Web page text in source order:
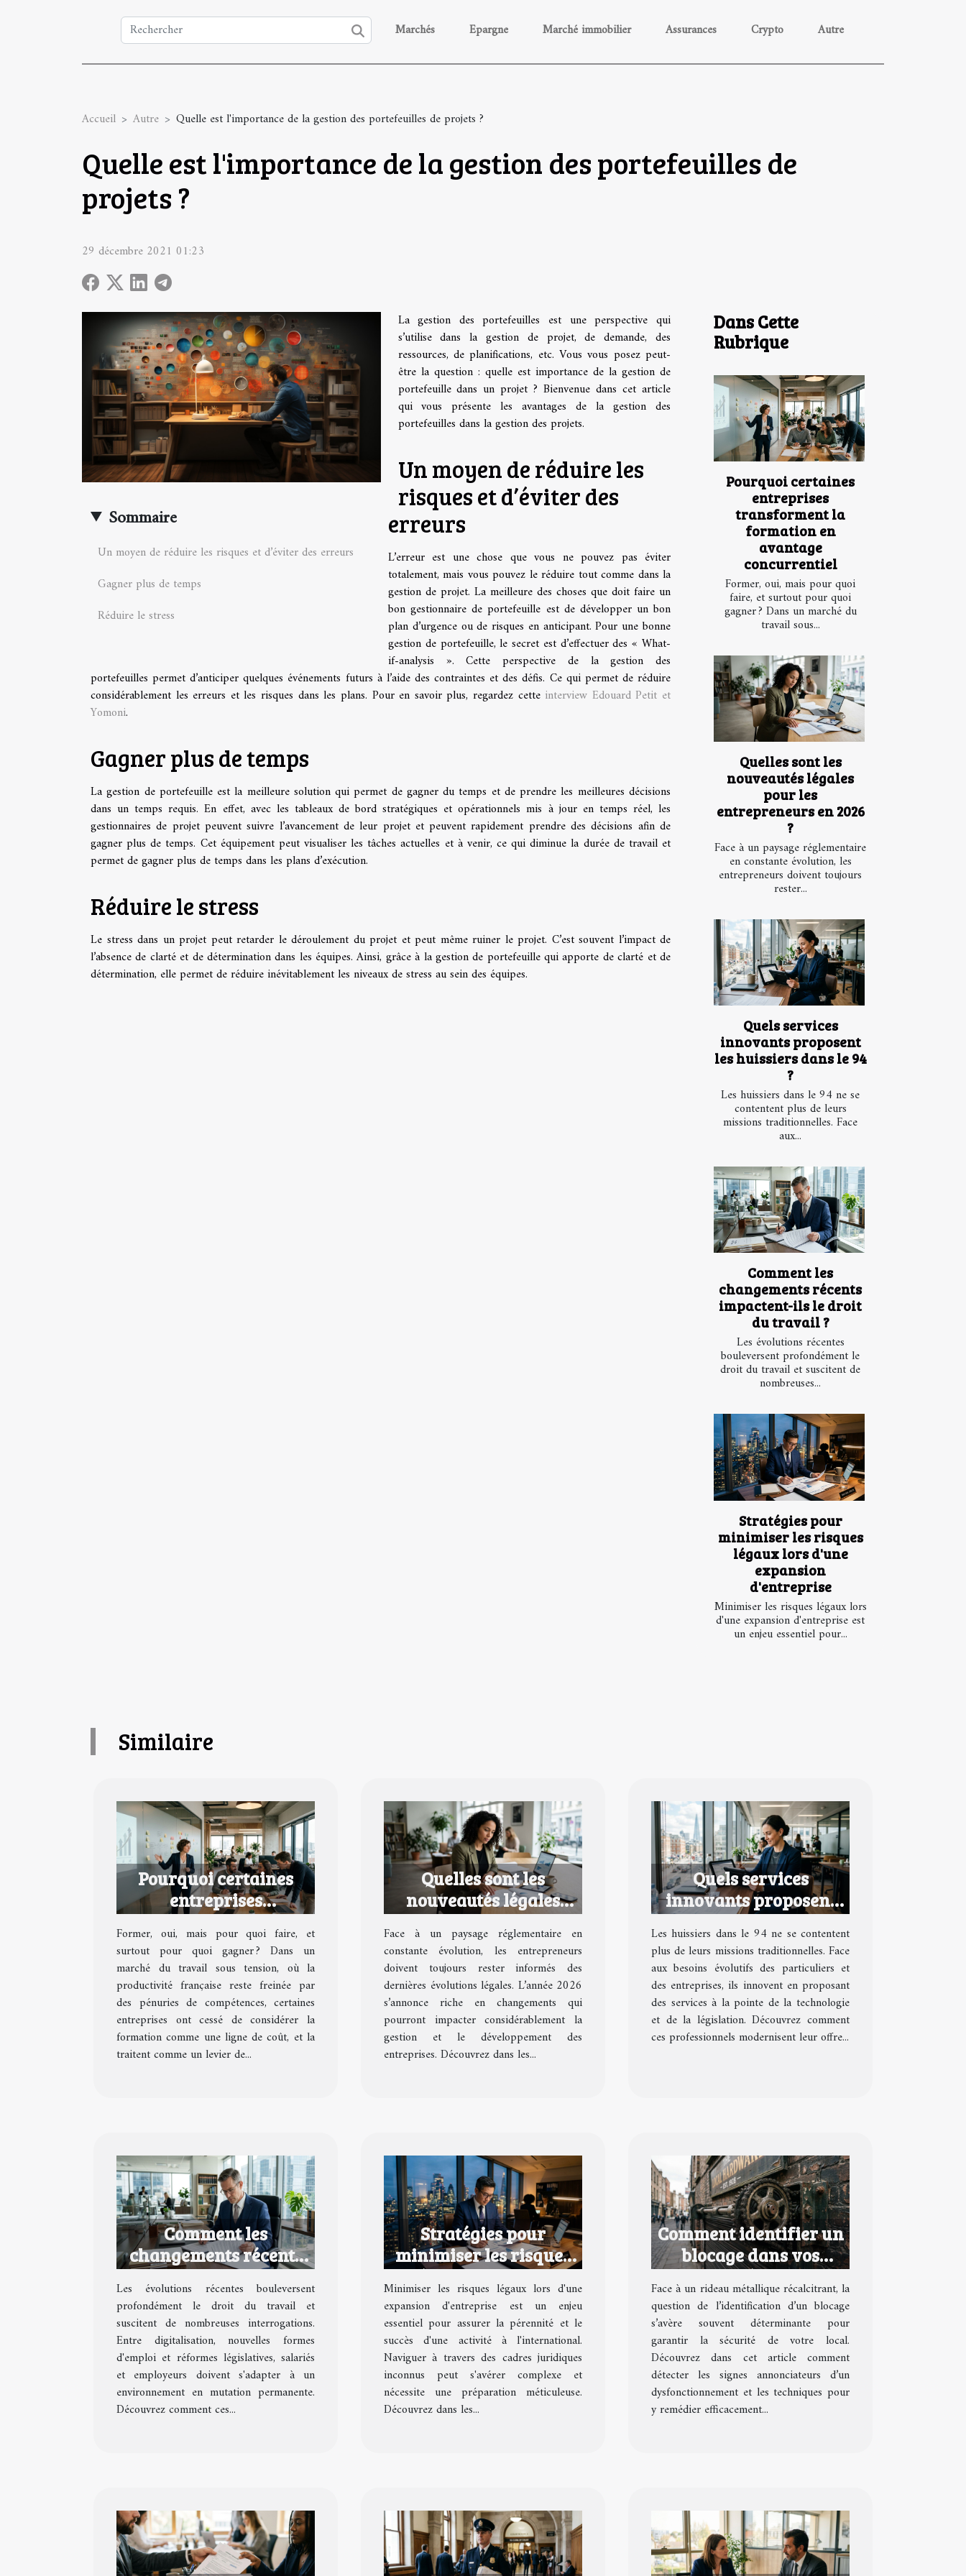
Marchés Epargne Marché immobilier Assurances Crypto Autre
Accueil Autre Quelle est l'importance de la gestion des portefeuilles de projets ?
Quelle est l'importance de la gestion des portefeuilles de
projets ?
29 décembre 2021 01:23
Sommaire
Un moyen de réduire les risques et d’éviter des erreurs
Gagner plus de temps
Réduire le stress
La gestion des portefeuilles est une perspective qui
s’utilise dans la gestion de projet, de demande, des
ressources, de planifications, etc. Vous vous posez peut-
être la question : quelle est importance de la gestion de
portefeuille dans un projet ? Bienvenue dans cet article
qui vous présente les avantages de la gestion des
portefeuilles dans la gestion des projets.
Un moyen de réduire les
risques et d’éviter des
erreurs
L’erreur est une chose que vous ne pouvez pas éviter
totalement, mais vous pouvez le réduire tout comme dans la
gestion de projet. La meilleure des choses que doit faire un
bon gestionnaire de portefeuille est de développer un bon
plan d’urgence ou de risques en anticipant. Pour une bonne
gestion de portefeuille, le secret est d’effectuer des « What-
if-analysis ». Cette perspective de la gestion des
portefeuilles permet d’anticiper quelques événements futurs à l’aide des contraintes et des défis. Ce qui permet de réduire
considérablement les erreurs et les risques dans les plans. Pour en savoir plus, regardez cette interview Edouard Petit et
Yomoni.
Gagner plus de temps
La gestion de portefeuille est la meilleure solution qui permet de gagner du temps et de prendre les meilleures décisions
dans un temps requis. En effet, avec les tableaux de bord stratégiques et opérationnels mis à jour en temps réel, les
gestionnaires de projet peuvent suivre l’avancement de leur projet et peuvent rapidement prendre des décisions afin de
gagner plus de temps. Cet équipement peut visualiser les tâches actuelles et à venir, ce qui diminue la durée de travail et
permet de gagner plus de temps dans les plans d’exécution.
Réduire le stress
Le stress dans un projet peut retarder le déroulement du projet et peut même ruiner le projet. C’est souvent l’impact de
l’absence de clarté et de détermination dans les équipes. Ainsi, grâce à la gestion de portefeuille qui apporte de clarté et de
détermination, elle permet de réduire inévitablement les niveaux de stress au sein des équipes.
Dans Cette
Rubrique
Pourquoi certaines
entreprises
transforment la
formation en
avantage
concurrentiel
Former, oui, mais pour quoi
faire, et surtout pour quoi
gagner ? Dans un marché du
travail sous...
Quelles sont les
nouveautés légales
pour les
entrepreneurs en 2026
?
Face à un paysage réglementaire
en constante évolution, les
entrepreneurs doivent toujours
rester...
Quels services
innovants proposent
les huissiers dans le 94
?
Les huissiers dans le 94 ne se
contentent plus de leurs
missions traditionnelles. Face
aux...
Comment les
changements récents
impactent-ils le droit
du travail ?
Les évolutions récentes
bouleversent profondément le
droit du travail et suscitent de
nombreuses...
Stratégies pour
minimiser les risques
légaux lors d'une
expansion
d'entreprise
Minimiser les risques légaux lors
d'une expansion d'entreprise est
un enjeu essentiel pour...
Similaire
Pourquoi certaines
entreprises
transforment la
formation en avantage
concurrentiel
Former, oui, mais pour quoi faire, et
surtout pour quoi gagner ? Dans un
marché du travail sous tension, où la
productivité française reste freinée par
des pénuries de compétences, certaines
entreprises ont cessé de considérer la
formation comme une ligne de coût, et la
traitent comme un levier de...
Quelles sont les
nouveautés légales
pour les entrepreneurs
en 2026 ?
Face à un paysage réglementaire en
constante évolution, les entrepreneurs
doivent toujours rester informés des
dernières évolutions légales. L’année 2026
s’annonce riche en changements qui
pourront impacter considérablement la
gestion et le développement des
entreprises. Découvrez dans les...
Quels services
innovants proposent
les huissiers dans le 94
?
Les huissiers dans le 94 ne se contentent
plus de leurs missions traditionnelles. Face
aux besoins évolutifs des particuliers et
des entreprises, ils innovent en proposant
des services à la pointe de la technologie
et de la législation. Découvrez comment
ces professionnels modernisent leur offre...
Comment les
changements récents
impactent-ils le droit
du travail ?
Les évolutions récentes bouleversent
profondément le droit du travail et
suscitent de nombreuses interrogations.
Entre digitalisation, nouvelles formes
d'emploi et réformes législatives, salariés
et employeurs doivent s'adapter à un
environnement en mutation permanente.
Découvrez comment ces...
Stratégies pour
minimiser les risques
légaux lors d'une
expansion d'entreprise
Minimiser les risques légaux lors d'une
expansion d'entreprise est un enjeu
essentiel pour assurer la pérennité et le
succès d'une activité à l'international.
Naviguer à travers des cadres juridiques
inconnus peut s'avérer complexe et
nécessite une préparation méticuleuse.
Découvrez dans les...
Comment identifier un
blocage dans vos
rideaux métalliques ?
Face à un rideau métallique récalcitrant, la
question de l’identification d’un blocage
s’avère souvent déterminante pour
garantir la sécurité de votre local.
Découvrez dans cet article comment
détecter les signes annonciateurs d’un
dysfonctionnement et les techniques pour
y remédier efficacement...